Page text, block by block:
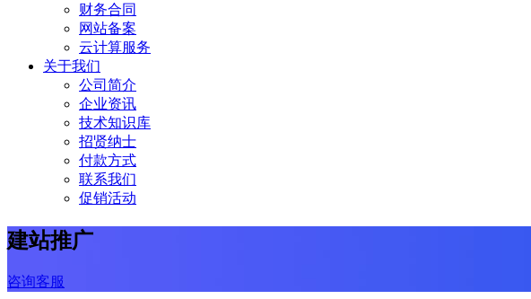
财务合同
网站备案
云计算服务
关于我们
公司简介
企业资讯
技术知识库
招贤纳士
付款方式
联系我们
促销活动
建站推广
咨询客服